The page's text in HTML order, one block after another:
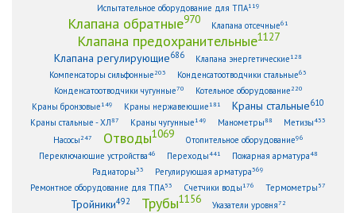
Испытательное оборудование для ТПА119
Клапана обратные970 Клапана отсечные61
Клапана предохранительные1127
Клапана регулирующие686 Клапана энергетические128
Компенсаторы сильфонные 203 Конденсатоотводчики стальные63
Конденсатоотводчики чугунные70 Котельное оборудование 220
Краны бронзовые149 Краны нержавеющие181 Краны стальные610
Краны стальные - ХЛ87 Краны чугунные149 Манометры88 Метизы433
Насосы 247 Отводы1069 Отопительное оборудование96
Переключающие устройства46 Переходы441 Пожарная арматура48
Радиаторы33 Регулирующая арматура369
Ремонтное оборудование для ТПА53 Счетчики воды176 Термометры 57
Тройники492 Трубы1156 Указатели уровня72